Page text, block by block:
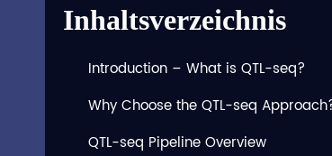
Inhaltsverzeichnis
Introduction – What is QTL-seq?
Why Choose the QTL-seq
QTL-seq Pipeline Overview